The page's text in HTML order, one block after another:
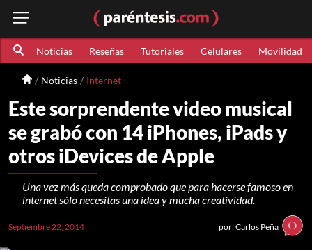
Noticias Reseñas Tutoriales Celulares Movilidad
Noticias Internet
Este sorprendente video musical
se grabó con 14 iPhones, iPads y
otros iDevices de Apple
Una vez más queda comprobado que para hacerse famoso en
internet sólo necesitas una idea y mucha creatividad.
Septiembre 22, 2014 por: Carlos Peña